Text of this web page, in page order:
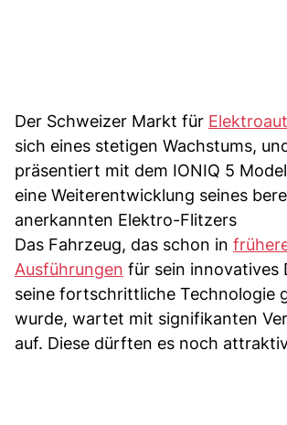
Der Schweizer Markt für
sich eines stetigen Wachstums,
präsentiert mit dem IONIQ 5
eine Weiterentwicklung seines
anerkannten Elektro-Flitzers
Das Fahrzeug, das schon in
Ausführungen für sein innovatives
seine fortschrittliche Technologie
wurde, wartet mit signifikanten
auf. Diese dürften es noch